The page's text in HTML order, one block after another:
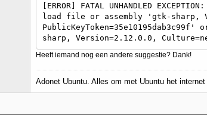
[ERROR] FATAL UNHANDLED
load file or assembly 'gtk-sharp,
sharp, Version=2.12.0.0,
Heeft iemand nog een andere suggestie? Dank!
Adonet Ubuntu. Alles om met Ubuntu het